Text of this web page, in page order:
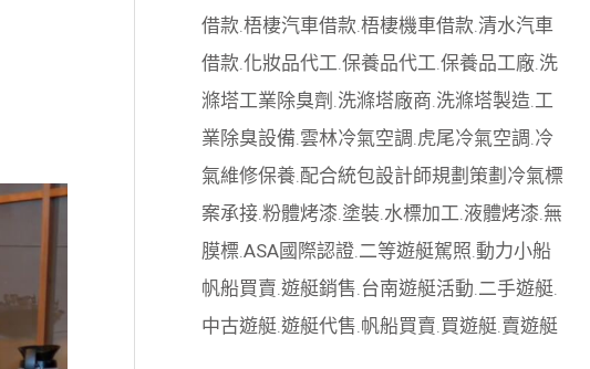
借款 梧棲汽車借款 梧棲機車借款 清水汽車
借款 化妝品代工 保養品代工 保養品工廠. 洗
滌塔工業除臭劑 洗滌塔廠商 洗滌塔製造 工
業除臭設備 雲林冷氣空調 虎尾冷氣空調 冷
氣維修保養 配合統包設計師規劃策劃 冷氣標
案承接. 粉體烤漆 塗裝 水標加工 液體烤漆 無
膜標 ASA國際認證. 二等遊艇駕照 動力小船
帆船買賣 遊艇銷售 台南遊艇活動 二手遊艇.
中古遊艇. 遊艇代售 帆船買賣 買遊艇. 賣遊艇